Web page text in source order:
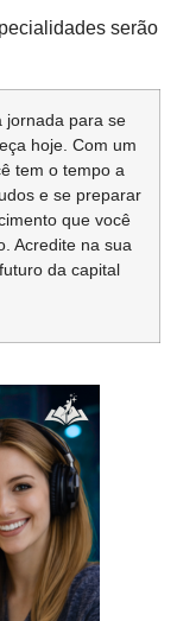
serão
jornada para se
hoje. Com um
tem o tempo a
e se preparar
que você
Acredite na sua
da capital